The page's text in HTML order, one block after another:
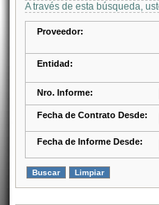
A través de esta búsqueda,
Proveedor:
Entidad:
Nro. Informe:
Fecha de Contrato Desde:
Fecha de Informe Desde: